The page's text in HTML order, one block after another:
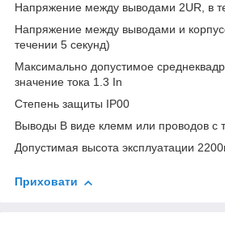
Напряжение между выводами 2UR, в
Напряжение между выводами и
течении 5 секунд)
Максимально допустимое
значение тока 1.3 In
Степень защиты IP00
Выводы В виде клемм или проводов с
Допустимая высота эксплуатации
Приховати